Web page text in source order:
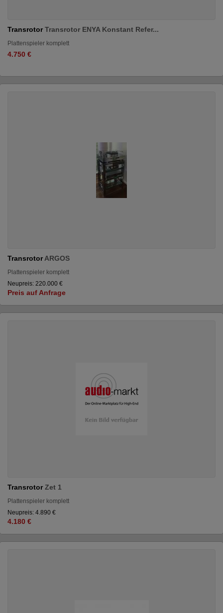
TransrotorTransrotor ENYA Konstant Refer...
Plattenspieler komplett
4.750 €
TransrotorARGOS
Plattenspieler komplett
Neupreis: 220.000 €
Preis auf Anfrage
TransrotorZet 1
Plattenspieler komplett
Neupreis: 4.890 €
4.180 €